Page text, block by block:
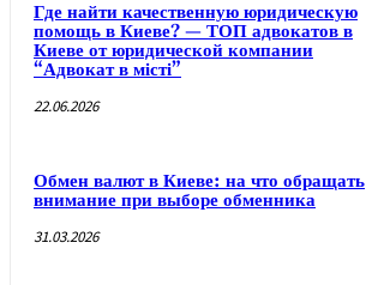
Где найти качественную юридическую
помощь в Киеве? — ТОП адвокатов в
Киеве от юридической компании
“Адвокат в місті”
22.06.2026
Обмен валют в Киеве: на что обращать
внимание при выборе обменника
31.03.2026